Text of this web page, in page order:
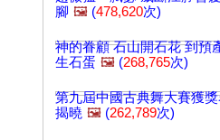
腳 🖼️ (478,620次)
神的眷顧 石山開石花 到預
生石蛋 🖼️ (268,765次)
第九屆中國古典舞大賽獲
揭曉 🖼️ (262,789次)